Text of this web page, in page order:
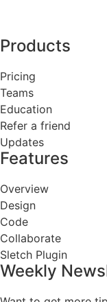
Products
Pricing
Teams
Education
Refer a friend
Updates
Features
Overview
Design
Code
Collaborate
Sletch Plugin
Weekly